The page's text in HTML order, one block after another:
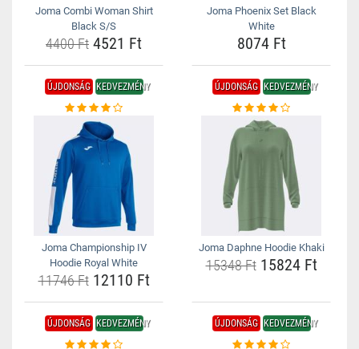
Joma Combi Woman Shirt
Black S/S
4400 Ft 4521 Ft
Joma Phoenix Set Black
White
8074 Ft
ÚJDONSÁG KEDVEZMÉNY
Joma Championship IV
Hoodie Royal White
11746 Ft12110 Ft
ÚJDONSÁG KEDVEZMÉNY
Joma Daphne Hoodie Khaki
15348 Ft15824 Ft
ÚJDONSÁG KEDVEZMÉNY ÚJDONSÁG KEDVEZMÉNY